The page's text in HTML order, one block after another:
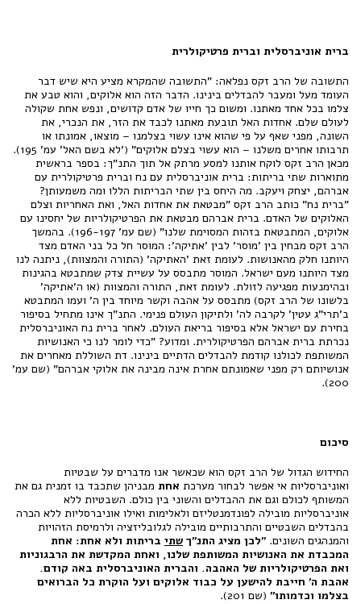
ברית אוניברסלית וברית פרטיקולרית
התשובה של הרב זקס נפלאה: "התשובה שהמקרא מציע היא שיש דבר
העומד מעל ומעבר להבדלים בינינו. הדבר הזה הוא אלוקים, והוא טבע את
צלמו בכל אחד מאתנו. ומשום כך חייו של אדם קדושים, ונפש אחת שקולה
לעולם שלם. אחדות האל תובעת מאתנו לכבד את הזר, את הנכרי, את
השונה, מפני שאף על פי שהוא אינו עשוי בצלמנו – מוצאו, אמונתו או
תרבותו אחרים משלנו – הוא עשוי בצלם אלוקים" ('לא בשם האל' עמ' 195).
מכאן הרב זקס לוקח אותנו למסע מרתק אל תוך התנ"ך: בספר בראשית
מתוארות שתי בריתות: ברית אוניברסלית עם נח וברית פרטיקולרית עם
אברהם, יצחק ויעקב. מה היחס בין שתי הבריתות הללו ומה משמעותן?
"ברית נח" כותב הרב זקס "מבטאת את אחדות האל, ואת האחריות וצלם
האלוקים של האדם. ברית אברהם מבטאת את הפרטיקולריות של יחסינו עם
אלוקים, המתבטאת בזהות המסוימת שלנו" (שם עמ' 196-197). בהמשך
הרב זקס מבחין בין 'מוסר' לבין 'אתיקה': המוסר חל כל בני האדם מצד
היותנו חלק מהאנושות. לעומת זאת 'האתיקה' (התורה והמצוות), ניתנה לנו
מצד היותנו מעם ישראל. המוסר מתבסס על עשיית צדק שמתבטא בהגינות
ובהימנעות מפגיעה לזולת. לעומת זאת, התורה והמצוות (או ה'אתיקה'
בלשונו של הרב זקס) מתבסס על אהבה וקשר מיוחד בין ה' ועמו המתבטא
ב'תרי"ג עטין' לקרבה לה' ולתיקון העולם פנימי. התנ"ך אינו מתחיל בסיפור
בחירת עם ישראל אלא בסיפור בריאת העולם. לאחר ברית נח האוניברסלית
נכרתת ברית אברהם הפרטיקולרית. ומדוע? "כדי לומר לנו כי האנושיות
המשותפת לכולנו קודמת להבדלים הדתיים בינינו. דת השוללת מאחרים את
אנושיותם רק מפני שאמונתם אחרת אינה מבינה את אלוקי אברהם" (שם עמ'
200).
סיכום
החידוש הגדול של הרב זקס הוא שכאשר אנו מדברים על שבטיות
ואוניברסליות אי אפשר לבחור מערכת אחת מבניהן שתכבד בו זמנית גם את
המשותף לכולם וגם את ההבדלים והשוני בין כולם. השבטיות ללא
אוניברסליות מובילה לפונדמנטליזם ולאלימות ואילו אוניברסליות ללא הכרה
בהבדלים השבטיים והתרבותיים מובילה לגלובליזציה ולרמיסת הזהויות
והמנהגים השונים. "לכן מציג התנ"ך שתי בריתות ולא אחת: אחת
המכבדת את האנושיות המשותפת שלנו, ואחת המקדשת את הרבגוניות
ואת הפרטיקולריות של האהבה. והברית האוניברסלית באה קודם.
אהבת ה' חייבת להישען על כבוד אלוקים ועל הוקרת כל הברואים
בצלמו וכדמותו" (שם 201).